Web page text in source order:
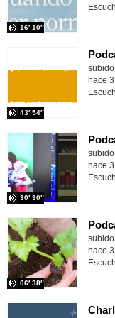
16′ 10″
43′ 54″
hace
30′ 30″
hace
06′ 38″
hace